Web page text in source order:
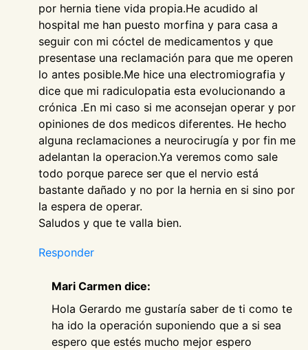
por hernia tiene vida propia.He acudido al
hospital me han puesto morfina y para casa a
seguir con mi cóctel de medicamentos y que
presentase una reclamación para que me operen
lo antes posible.Me hice una electromiografia y
dice que mi radiculopatia esta evolucionando a
crónica .En mi caso si me aconsejan operar y por
opiniones de dos medicos diferentes. He hecho
alguna reclamaciones a neurocirugía y por fin me
adelantan la operacion.Ya veremos como sale
todo porque parece ser que el nervio está
bastante dañado y no por la hernia en si sino por
la espera de operar.
Saludos y que te valla bien.
Responder
Mari Carmen dice:
Hola Gerardo me gustaría saber de ti como te
ha ido la operación suponiendo que a si sea
espero que estés mucho mejor espero